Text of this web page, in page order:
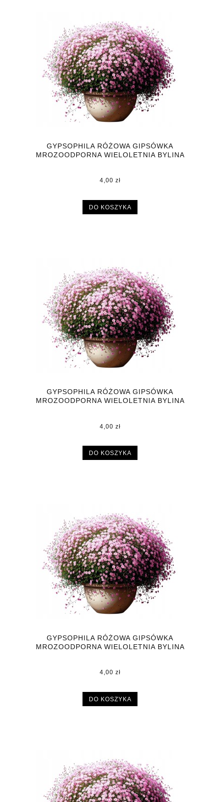
GYPSOPHILA RÓŻOWA GIPSÓWKA
MROZOODPORNA WIELOLETNIA BYLINA
4,00 zł
DO KOSZYKA
GYPSOPHILA RÓŻOWA GIPSÓWKA
MROZOODPORNA WIELOLETNIA BYLINA
4,00 zł
DO KOSZYKA
GYPSOPHILA RÓŻOWA GIPSÓWKA
MROZOODPORNA WIELOLETNIA BYLINA
4,00 zł
DO KOSZYKA